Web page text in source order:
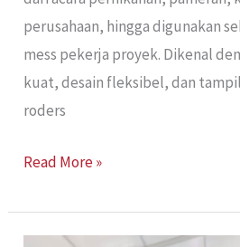
perusahaan, hingga digunakan
mess pekerja proyek. Dikenal
kuat, desain fleksibel, dan
roders
Read More »